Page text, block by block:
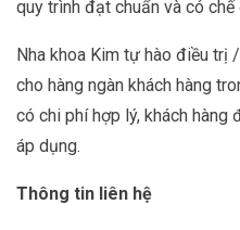
quy trình đạt chuẩn và có chế
Nha khoa Kim tự hào điều trị
cho hàng ngàn khách hàng
có chi phí hợp lý, khách
áp dụng.
Thông tin liên hệ